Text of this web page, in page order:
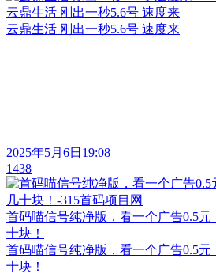
云鼎生活 刚出一秒5.6号 速度来
云鼎生活 刚出一秒5.6号 速度来
2025年5月6日19:08
1438
首码喵信号纯净版，看一个广告0.5
十块！
首码喵信号纯净版，看一个广告0.5
十块！